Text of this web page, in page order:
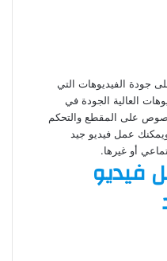
جودة الفيديوهات التي
العالية الجودة في
على المقطع والتحكم
عمل فيديو جيد
أو غيرها.
فيديو